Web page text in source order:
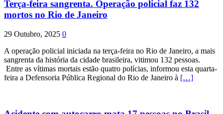
Terça-feira sangrenta. Operação policial faz 132
mortos no Rio de Janeiro
29 Outubro, 2025 0
A operação policial iniciada na terça-feira no Rio de Janeiro, a mais
sangrenta da história da cidade brasileira, vitimou 132 pessoas.
Entre as vítimas mortais estão quatro polícias, informou esta quarta-
feira a Defensoria Pública Regional do Rio de Janeiro à […]